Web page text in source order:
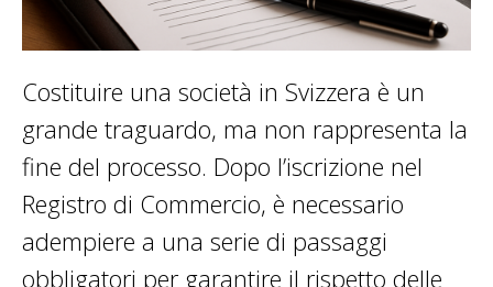
Costituire una società in Svizzera è un
grande traguardo, ma non rappresenta la
fine del processo. Dopo l’iscrizione nel
Registro di Commercio, è necessario
adempiere a una serie di passaggi
obbligatori per garantire il rispetto delle